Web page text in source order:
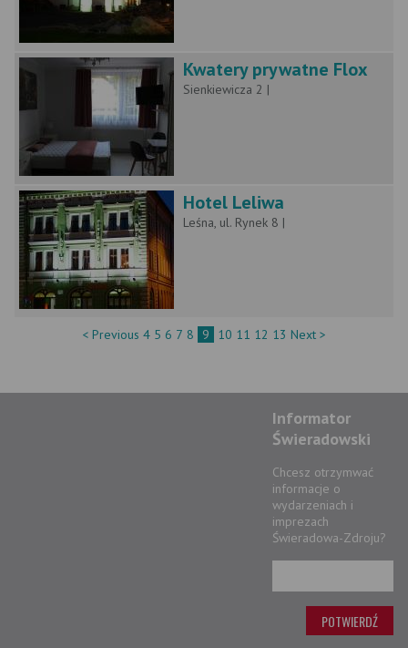
Kwatery prywatne Flox
Sienkiewicza 2 |
Hotel Leliwa
Leśna, ul. Rynek 8 |
< Previous 4 5 6 7 8 9 10 11 12 13 Next >
Informator
Świeradowski
Chcesz otrzymwać
informacje o
wydarzeniach i
imprezach
Świeradowa-Zdroju?